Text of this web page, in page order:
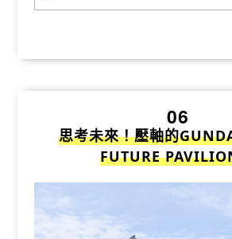
06
思考未來！壓軸的
FUTURE